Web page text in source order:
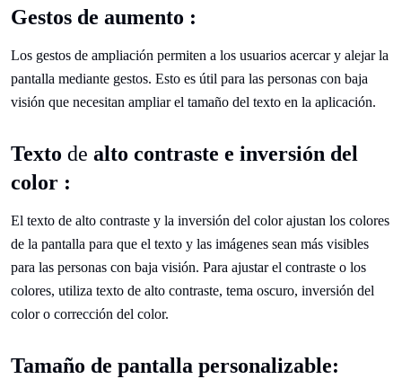
Gestos de aumento :
Los gestos de ampliación permiten a los usuarios acercar y alejar la
pantalla mediante gestos. Esto es útil para las personas con baja
visión que necesitan ampliar el tamaño del texto en la aplicación.
Texto de alto contraste e inversión del
color :
El texto de alto contraste y la inversión del color ajustan los colores
de la pantalla para que el texto y las imágenes sean más visibles
para las personas con baja visión. Para ajustar el contraste o los
colores, utiliza texto de alto contraste, tema oscuro, inversión del
color o corrección del color.
Tamaño de pantalla personalizable: